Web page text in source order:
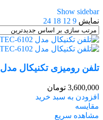
Show sidebar
نمایش 9
12
18
24
تلفن رومیزی تکنیکال مدل TEC-6102
3,600,000 تومان
افزودن به سبد خرید
مقایسه
مشاهده سریع